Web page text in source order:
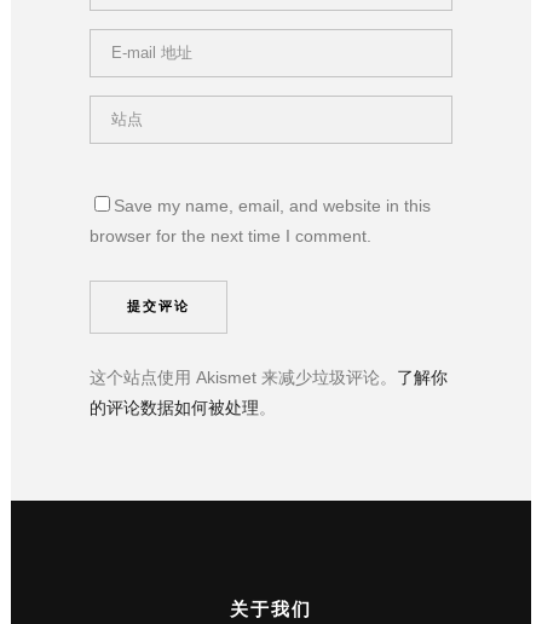
Save my name, email, and website in this
browser for the next time I comment.
这个站点使用 Akismet 来减少垃圾评论。 了解你
的评论数据如何被处理。
关于我们